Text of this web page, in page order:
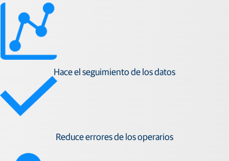
Hace el seguimiento de los datos
Reduce errores de los operarios